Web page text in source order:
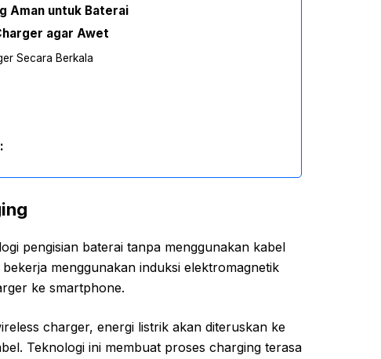
Aman untuk Baterai
agar Awet
Secara Berkala
pengisian baterai tanpa menggunakan kabel
menggunakan induksi elektromagnetik
ke smartphone.
charger, energi listrik akan diteruskan ke
Teknologi ini membuat proses charging terasa